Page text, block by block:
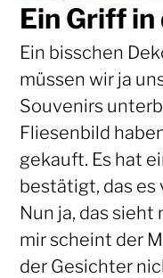
Ein Griff
Ein bisschen
müssen wir ja
Souvenirs
Fliesenbild
gekauft. Es hat
bestätigt, das es
Nun ja, das sieht
mir scheint der
der Gesichter